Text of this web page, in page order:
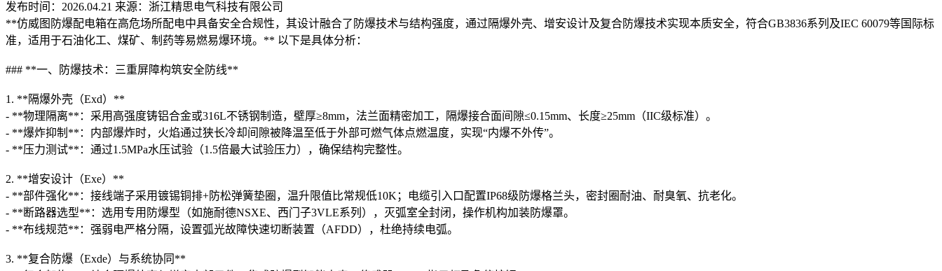
发布时间：2026.04.21 来源：浙江精思电气科技有限公司
**仿威图防爆配电箱在高危场所配电中具备安全合规性，其设计融合了防爆技术与结构强度，通过隔爆外壳、增安设计及复合防爆技术实现本质安全，符合GB3836系列及IEC 60079等国际标
准，适用于石油化工、煤矿、制药等易燃易爆环境。** 以下是具体分析：
### **一、防爆技术：三重屏障构筑安全防线**
1. **隔爆外壳（Exd）**
- **物理隔离**：采用高强度铸铝合金或316L不锈钢制造，壁厚≥8mm，法兰面精密加工，隔爆接合面间隙≤0.15mm、长度≥25mm（IIC级标准）。
- **爆炸抑制**：内部爆炸时，火焰通过狭长冷却间隙被降温至低于外部可燃气体点燃温度，实现“内爆不外传”。
- **压力测试**：通过1.5MPa水压试验（1.5倍最大试验压力），确保结构完整性。
2. **增安设计（Exe）**
- **部件强化**：接线端子采用镀锡铜排+防松弹簧垫圈，温升限值比常规低10K；电缆引入口配置IP68级防爆格兰头，密封圈耐油、耐臭氧、抗老化。
- **断路器选型**：选用专用防爆型（如施耐德NSXE、西门子3VLE系列），灭弧室全封闭，操作机构加装防爆罩。
- **布线规范**：强弱电严格分隔，设置弧光故障快速切断装置（AFDD），杜绝持续电弧。
3. **复合防爆（Exde）与系统协同**